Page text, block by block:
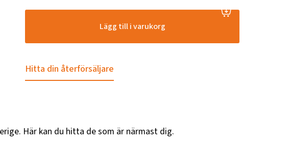
Lägg till i varukorg
Hitta din återförsäljare
Här kan du hitta de som är närmast dig.